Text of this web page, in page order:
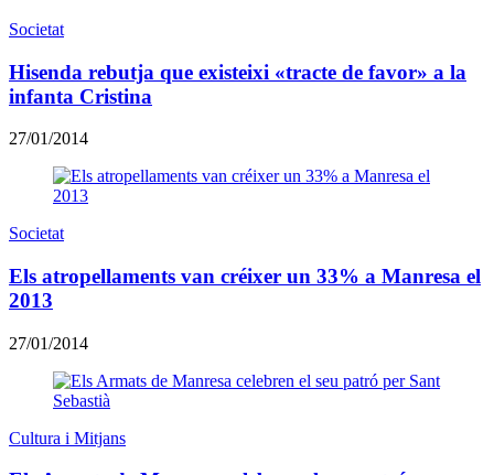
Societat
Hisenda rebutja que existeixi «tracte de favor» a la
infanta Cristina
27/01/2014
Societat
Els atropellaments van créixer un 33% a Manresa el
2013
27/01/2014
Cultura i Mitjans